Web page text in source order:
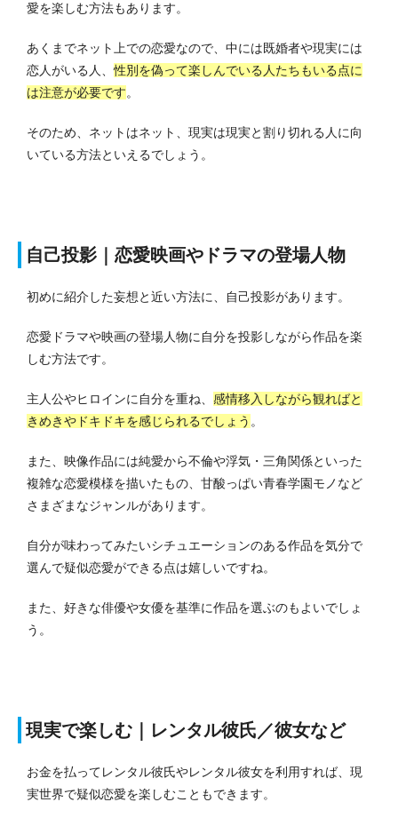
愛を楽しむ方法もあります。
あくまでネット上での恋愛なので、中には既婚者や現実には
恋人がいる人、性別を偽って楽しんでいる人たちもいる点に
は注意が必要です。
そのため、ネットはネット、現実は現実と割り切れる人に向
いている方法といえるでしょう。
自己投影｜恋愛映画やドラマの登場人物
初めに紹介した妄想と近い方法に、自己投影があります。
恋愛ドラマや映画の登場人物に自分を投影しながら作品を楽
しむ方法です。
主人公やヒロインに自分を重ね、 感情移入しながら観ればと
きめきやドキドキを感じられるでしょう 。
また、映像作品には純愛から不倫や浮気・三角関係といった
複雑な恋愛模様を描いたもの、甘酸っぱい青春学園モノなど
さまざまなジャンルがあります。
自分が味わってみたいシチュエーションのある作品を気分で
選んで疑似恋愛ができる点は嬉しいですね。
また、好きな俳優や女優を基準に作品を選ぶのもよいでしょ
う。
現実で楽しむ｜レンタル彼氏／彼女など
お金を払ってレンタル彼氏やレンタル彼女を利用すれば、現
実世界で疑似恋愛を楽しむこともできます。